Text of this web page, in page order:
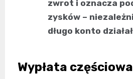
zwrot i oznacza
zysków –
długo konto
Wypłata